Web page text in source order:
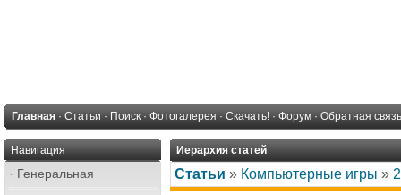
Главная · Статьи · Поиск · Фотогалерея · Скачать! · Форум · Обратная связь
Навигация
· Генеральная
Иерархия статей
Статьи » Компьютерные игры »